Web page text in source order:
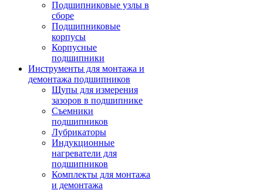
Подшипниковые узлы в
сборе
Подшипниковые
корпусы
Корпусные
подшипники
Инструменты для монтажа и
демонтажа подшипников
Щупы для измерения
зазоров в подшипнике
Съемники
подшипников
Лубрикаторы
Индукционные
нагреватели для
подшипников
Комплекты для монтажа
и демонтажа